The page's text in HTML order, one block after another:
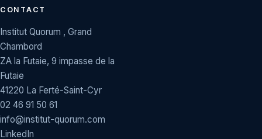
CONTACT
Institut Quorum , Grand
Chambord
ZA la Futaie, 9 impasse de la
Futaie
41220 La Ferté-Saint-Cyr
02 46 91 50 61
info@institut-quorum.com
LinkedIn